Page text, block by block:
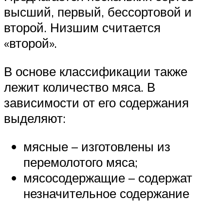
высший, первый, бессортовой и
второй. Низшим считается
«второй».
В основе классификации также
лежит количество мяса. В
зависимости от его содержания
выделяют:
мясные – изготовлены из
перемолотого мяса;
мясосодержащие – содержат
незначительное содержание